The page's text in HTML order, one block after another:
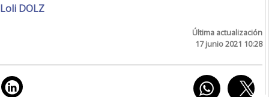
Loli DOLZ
Última actualización
17 junio 2021 10:28